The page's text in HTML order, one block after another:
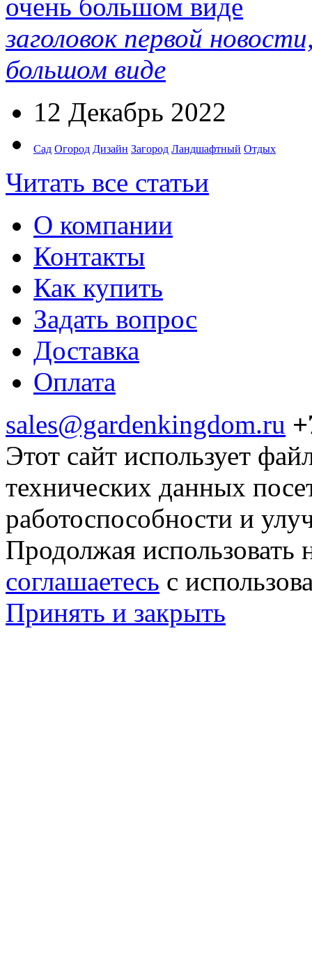
заголовок первой
большом виде
12 Декабрь 2022
Сад Огород Дизайн Загород Ландшафтный Отдых
Читать все статьи
О компании
Контакты
Как купить
Задать вопрос
Доставка
Оплата
sales@gardenkingdom.ru
Этот сайт использует
технических данных
работоспособности и
Продолжая использовать
соглашаетесь с
Принять и закрыть